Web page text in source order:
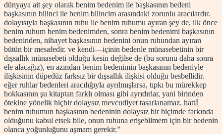
dünyaya ait şey olarak benim bedenim ile başkasının bedeni
başkasının bilinci ile benim bilincim arasındaki zorunlu aracılardır.
dolayısıyla başkasının ruhu ile benim ruhumu ayıran şey de, ilk önce
benim ruhum benim bedenimden, sonra benim bedenimi başkasının
bedeninden, nihayet başkasının bedenini onun ruhundan ayıran
bütün bir mesafedir. ve kendi—içinin bedenle münasebetinin bir
dışsallık münasebeti olduğu kesin değilse de (bu sorunu daha sonra
ele alacağız), en azından benim bedenimin başkasının bedeniyle
ilişkisinin düpedüz farksız bir dışsallık ilişkisi olduğu besbellidir.
eğer ruhlar bedenleri aracılığıyla ayrılmışlarsa, tıpkı bu mürekkep
hokkasının şu kitaptan farklı olması gibi ayrıdırlar, yani birinden
ötekine yönelik hiçbir dolaysız mevcudiyet tasarlanamaz. hattâ
benim ruhumun başkasının bedeninin dolaysız bir biçimde farkında
olduğunu kabul etsek bile, onun ruhuna erişebilmem için bir bedenin
olanca yoğunluğunu aşmam gerekir.”